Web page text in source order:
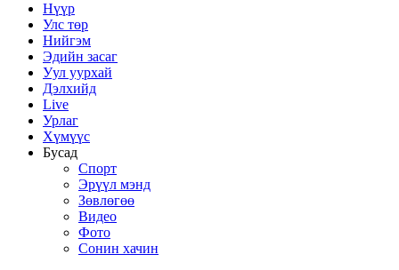
Нүүр
Улс төр
Нийгэм
Эдийн засаг
Уул уурхай
Дэлхийд
Live
Урлаг
Хүмүүс
Бусад
Спорт
Эрүүл мэнд
Зөвлөгөө
Видео
Фото
Сонин хачин